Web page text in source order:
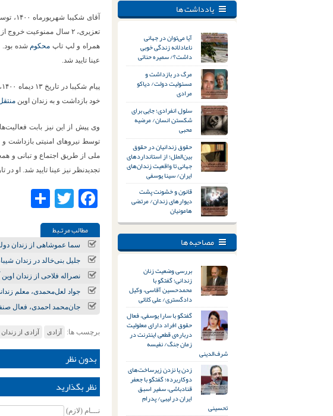
همراه و لپ‌ تاپ محکوم
عینا تایید شد.
خود بازداشت و به زندان اوین
ملی از طریق اجتماع و تبانی و همچنین تبلیغ
تجدیدنظر نیز عینا تایید شد. او در تاریخ ۱۵
Facebook
Twitter
مطالب مرتـبط
سما عموشاهی از زندان
جلیل بنی‌خالد در زندان
نصراله فلاحی از زندان اوین
جواد لعل‌محمدی، معلم
جان‌محمد احمدی، فعال
برچسب ها: آزادی آزادی از زندان
بدون نظر
نظر بگذارید
نـــام (لازم)
یادداشت ها
آیا می‌توان در جهانی
ناعادلانه زندگی خوبی
داشت؟/ سمیره حنائی
مرگ در بازداشت و
مسئولیت دولت/ دیاکو
مرادی
سلول انفرادی؛ جایی برای
شکستن انسان/ مرضیه
محبی
حقوق زندانیان در حقوق
بین‌الملل؛ از استانداردهای
جهانی تا واقعیت زندان‌های
ایران/ سینا یوسفی
قانون و خشونت پشت
دیوارهای زندان/ مرتضی
هامونیان
مصاحبه ها
بررسی وضعیت زنان
زندانی؛ گفتگو با
محمدحسین آقاسی، وکیل
دادگستری/ علی کلائی
گفتگو با سارا یوسفی، فعال
حقوق افراد دارای معلولیت
درباره‌ی قطعی اینترنت در
زمان جنگ/ نفیسه
شرف‌الدینی
زدن یا نزدن زیرساخت‌های
دوکاربرده؛ گفتگو با جعفر
قنادباشی، سفیر اسبق
ایران در لیبی/ پدرام
تحسینی